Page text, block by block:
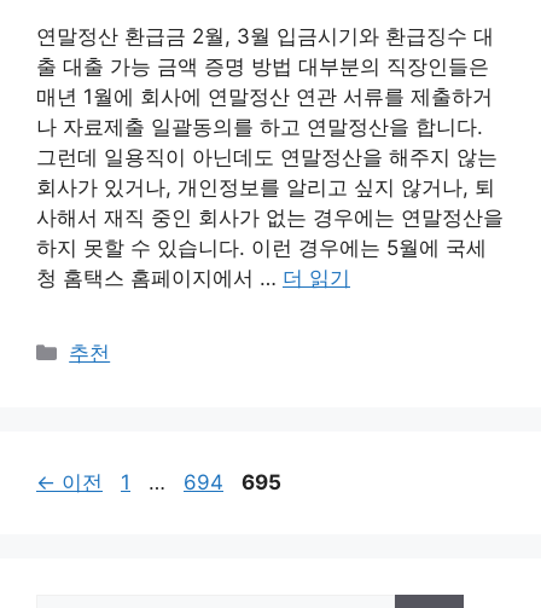
연말정산 환급금 2월, 3월 입금시기와 환급징수 대
출 대출 가능 금액 증명 방법 대부분의 직장인들은
매년 1월에 회사에 연말정산 연관 서류를 제출하거
나 자료제출 일괄동의를 하고 연말정산을 합니다.
그런데 일용직이 아닌데도 연말정산을 해주지 않는
회사가 있거나, 개인정보를 알리고 싶지 않거나, 퇴
사해서 재직 중인 회사가 없는 경우에는 연말정산을
하지 못할 수 있습니다. 이런 경우에는 5월에 국세
청 홈택스 홈페이지에서 … 더 읽기
카
추천
← 이전
페
1 …
페
694
페
695